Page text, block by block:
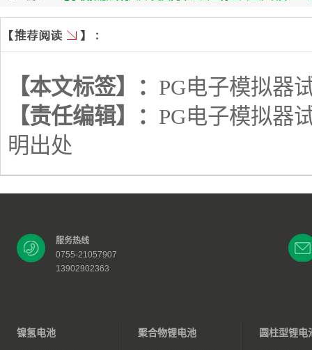
【本文标签】： PG电子模拟器
【责任编辑】： PG电子模拟器
明出处
服务热线
0755-21057907
13902902363
镍氢电池 聚合物锂电池 圆柱型锂电